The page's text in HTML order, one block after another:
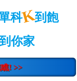
科K到飽
你家
! >>